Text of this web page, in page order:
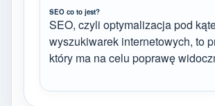
SEO co to jest?
SEO, czyli optymalizacja pod
wyszukiwarek internetowych, to
który ma na celu poprawę